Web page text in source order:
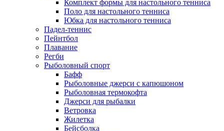
Комплект формы для настольного тенниса
Поло для настольного тенниса
Юбка для настольного тенниса
Падел-теннис
Пейнтбол
Плавание
Регби
Рыболовный спорт
Бафф
Рыболовные джерси с капюшоном
Рыболовная термокофта
Джерси для рыбалки
Ветровка
Жилетка
Бейсболка